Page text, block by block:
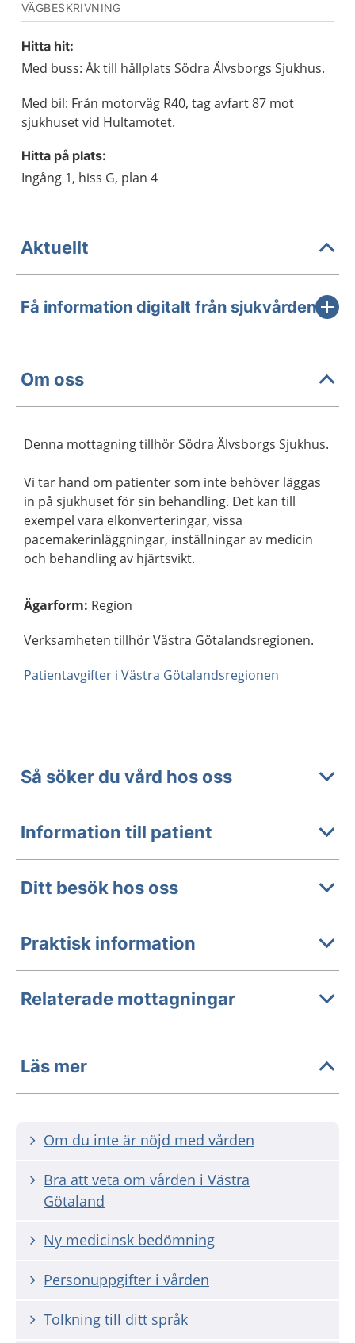
VÄGBESKRIVNING
Hitta hit:
Med buss: Åk till hållplats Södra Älvsborgs Sjukhus.
Med bil: Från motorväg R40, tag avfart 87 mot
sjukhuset vid Hultamotet.
Hitta på plats:
Ingång 1, hiss G, plan 4
Aktuellt
Få information digitalt från sjukvården
Om oss
Denna mottagning tillhör Södra Älvsborgs Sjukhus.
Vi tar hand om patienter som inte behöver läggas
in på sjukhuset för sin behandling. Det kan till
exempel vara elkonverteringar, vissa
pacemakerinläggningar, inställningar av medicin
och behandling av hjärtsvikt.
Ägarform: Region
Verksamheten tillhör Västra Götalandsregionen.
Patientavgifter i Västra Götalandsregionen
Så söker du vård hos oss
Information till patient
Ditt besök hos oss
Praktisk information
Relaterade mottagningar
Läs mer
Om du inte är nöjd med vården
Bra att veta om vården i Västra
Götaland
Ny medicinsk bedömning
Personuppgifter i vården
Tolkning till ditt språk